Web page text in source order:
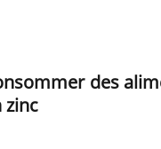
des
zinc